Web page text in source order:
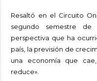
Resaltó en el Circuito
segundo semestre
perspectiva que ha
país, la previsión de
una economía que
reduce».